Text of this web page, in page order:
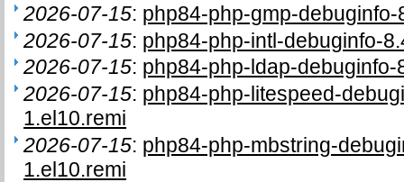
2026-07-15: php84-php-gmp-
2026-07-15: php84-php-intl-debuginfo-
2026-07-15: php84-php-ldap-
2026-07-15: php84-php-litespeed-
1.el10.remi
2026-07-15: php84-php-mbstring-
1.el10.remi